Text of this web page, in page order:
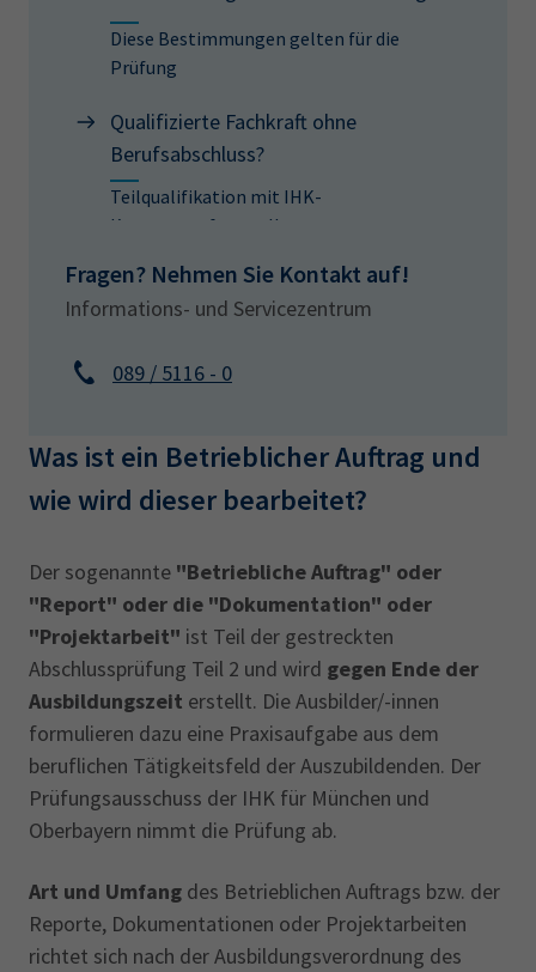
Diese Bestimmungen gelten für die
Prüfung
Qualifizierte Fachkraft ohne
Berufsabschluss?
Teilqualifikation mit IHK-
Kompetenzfeststellung
Fragen? Nehmen Sie Kontakt auf!
Informations- und Servicezentrum
089 / 5116 - 0
Was ist ein Betrieblicher Auftrag und
wie wird dieser bearbeitet?
Der sogenannte "Betriebliche Auftrag" oder
"Report" oder die "Dokumentation" oder
"Projektarbeit" ist Teil der gestreckten
Abschlussprüfung Teil 2 und wird gegen Ende der
Ausbildungszeit erstellt. Die Ausbilder/-innen
formulieren dazu eine Praxisaufgabe aus dem
beruflichen Tätigkeitsfeld der Auszubildenden. Der
Prüfungsausschuss der IHK für München und
Oberbayern nimmt die Prüfung ab.
Art und Umfang des Betrieblichen Auftrags bzw. der
Reporte, Dokumentationen oder Projektarbeiten
richtet sich nach der Ausbildungsverordnung des